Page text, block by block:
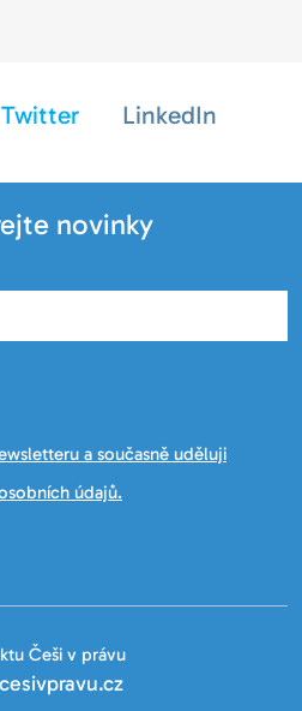
Twitter LinkedIn
novinky
a současně uděluji
údajů.
Češi v právu